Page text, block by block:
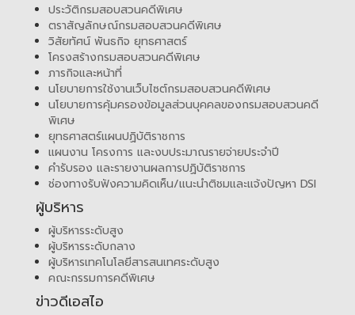
ประวัติกรมสอบสวนคดีพิเศษ
ตราสัญลักษณ์กรมสอบสวนคดีพิเศษ
วิสัยทัศน์ พันธกิจ ยุทธศาสตร์
โครงสร้างกรมสอบสวนคดีพิเศษ
ภารกิจและหน้าที่
นโยบายการใช้งานเว็บไซต์กรมสอบสวนคดีพิเศษ
นโยบายการคุ้มครองข้อมูลส่วนบุคคลของกรมสอบสวนคดี
พิเศษ
ยุทธศาสตร์แผนปฏิบัติราชการ
แผนงาน โครงการ และงบประมาณรายจ่ายประจำปี
คำรับรอง และรายงานผลการปฏิบัติราชการ
ช่องทางรับฟังความคิดเห็น/แนะนำติชมและแจ้งปัญหา DSI
ผู้บริหาร
ผู้บริหารระดับสูง
ผู้บริหารระดับกลาง
ผู้บริหารเทคโนโลยีสารสนเทศระดับสูง
คณะกรรมการคดีพิเศษ
ข่าวดีเอสไอ